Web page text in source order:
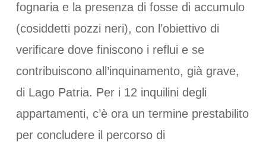
fognaria e la presenza di fosse di accumulo
(cosiddetti pozzi neri), con l’obiettivo di
verificare dove finiscono i reflui e se
contribuiscono all’inquinamento, già grave,
di Lago Patria. Per i 12 inquilini degli
appartamenti, c’è ora un termine prestabilito
per concludere il percorso di